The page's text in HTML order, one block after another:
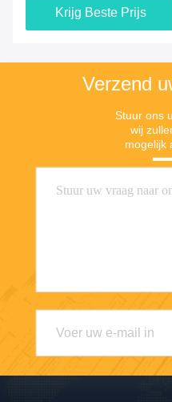
Krijg Beste Prijs
Verzend
Stuur ons
wij
mogelijk